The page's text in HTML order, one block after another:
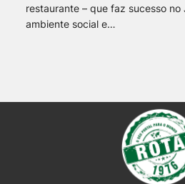
restaurante – que faz sucesso
ambiente social e…